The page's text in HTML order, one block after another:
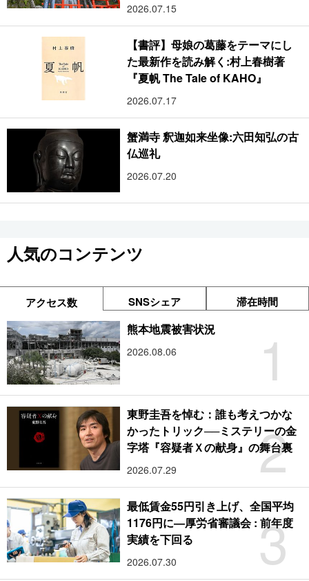
2026.07.15
【書評】母娘の葛藤をテーマにし
た最新作を読み解く:村上春樹著
『夏帆 The Tale of KAHO』
2026.07.17
蟹満寺 釈迦如来坐像:六田知弘の古
仏巡礼
2026.07.20
人気のコンテンツ
アクセス数 SNSシェア 滞在時間
1
熊本地震被害状況
2026.08.06
2
東野圭吾を悼む：誰も考えつかな
かったトリック──ミステリーの金
字塔『容疑者Ｘの献身』の舞台裏
2026.07.29
3
最低賃金55円引き上げ、全国平均
1176円に―厚労省審議会 : 前年度
実績を下回る
2026.07.30